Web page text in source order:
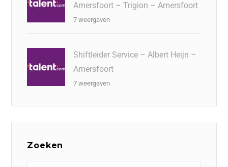
Amersfoort – Trigion – Amersfoort
7 weergaven
Shiftleider Service – Albert Heijn –
Amersfoort
7 weergaven
Zoeken